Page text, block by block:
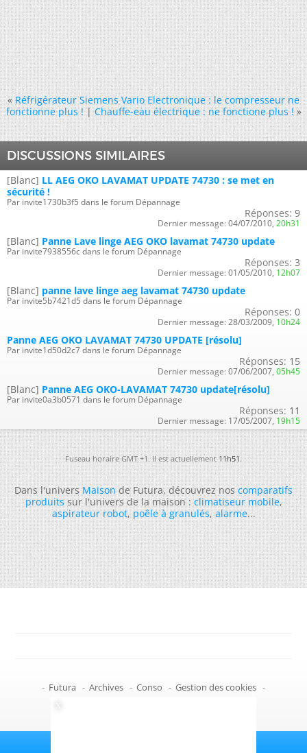
« Réfrigérateur Siemens Vario Electronique : le compresseur ne
fonctionne plus !|Chauffe-eau électrique : ne fonctione plus ! »
DISCUSSIONS SIMILAIRES
[Blanc] LL AEG OKO LAVAMAT UPDATE 74730 : se met en
sécurité !
Par invite1730b3f5 dans le forum Dépannage
Réponses: 9
Dernier message: 04/07/2010, 20h31
[Blanc] Panne Lave linge AEG OKO lavamat 74730 update
Par invite7938556c dans le forum Dépannage
Réponses: 3
Dernier message: 01/05/2010, 12h07
[Blanc] panne lave linge aeg lavamat 74730 update
Par invite5b7421d5 dans le forum Dépannage
Réponses: 0
Dernier message: 28/03/2009, 10h24
Panne AEG OKO LAVAMAT 74730 UPDATE [résolu]
Par invite1d50d2c7 dans le forum Dépannage
Réponses: 15
Dernier message: 07/06/2007, 05h45
[Blanc] Panne AEG OKO-LAVAMAT 74730 update[résolu]
Par invite0a3b0571 dans le forum Dépannage
Réponses: 11
Dernier message: 17/05/2007, 19h15
Fuseau horaire GMT +1. Il est actuellement11h51.
Dans l'universMaisonde Futura, découvrez noscomparatifs
produitssur l'univers de la maison :climatiseur mobile,
aspirateur robot,poêle à granulés,alarme...
- Futura - Archives - Conso - Gestion des cookies -